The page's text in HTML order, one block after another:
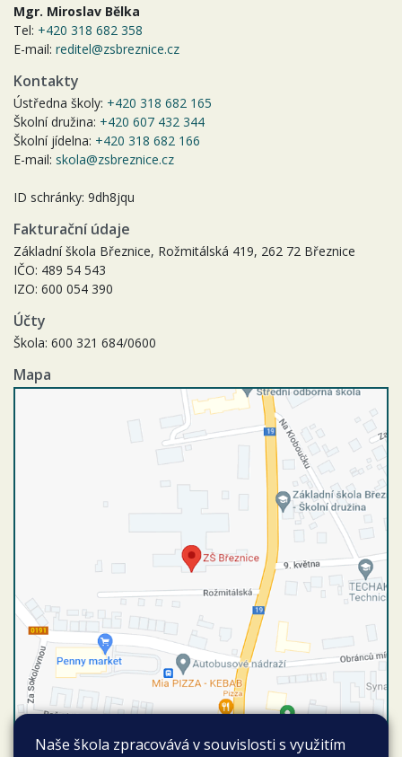
Mgr. Miroslav Bělka
Tel: +420 318 682 358
E-mail: reditel@zsbreznice.cz
Kontakty
Ústředna školy: +420 318 682 165
Školní družina: +420 607 432 344
Školní jídelna: +420 318 682 166
E-mail: skola@zsbreznice.cz
ID schránky: 9dh8jqu
Fakturační údaje
Základní škola Březnice, Rožmitálská 419, 262 72 Březnice
IČO: 489 54 543
IZO: 600 054 390
Účty
Škola: 600 321 684/0600
Mapa
Naše škola zpracovává v souvislosti s využitím